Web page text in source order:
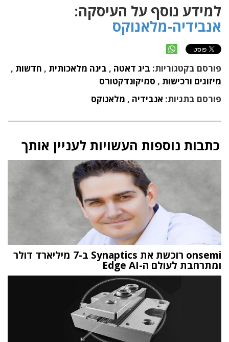
למידע נוסף על העיסקה:
אנבידיה-מלאנוקס
פורסם בקטגוריות: ביג דאטה , בינה מלאכותית , חדשות ,
מיזוגים ורכישות , סמיקונדקטורס
פורסם בתגיות: אנבידיה , מלאנוקס
כתבות נוספות העשויות לעניין אותך
onsemi רוכשת את Synaptics ב-7 מיליארד דולר
ומתרחבת לעולם ה-Edge AI